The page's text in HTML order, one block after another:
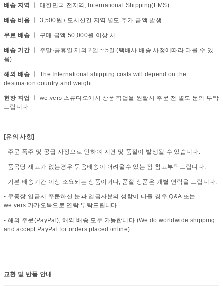
배송 지역 ㅣ 대한민국 전지역, International Shipping(EMS)
배송 비용 ㅣ 3,500원 / 도서산간 지역 별도 추가 금액 발생
무료 배송 ㅣ 구매 금액 50,000원 이상 시
배송 기간 ㅣ 주말·공휴일 제외 2일 ~ 5일 (택배사 배송 사정에따라 다를 수 있
음)
해외 배송 ㅣ The International shipping costs will depend on the
destination country and weight
현장 픽업 ㅣ we.vers 스튜디오에서 상품 픽업을 원할시 주문 전 별도 문의 부탁
드립니다
[유의 사항]
- 주문 폭주 및 공급 사정으로 인하여 지연 및 품절이 발생될 수 있습니다.
- 품목당 재고가 없는경우 묶음배송이 어려울수 있는 점 참고부탁드립니다.
- 기본 배송기간 이상 소요되는 상품이거나, 품절 상품은 개별 연락을 드립니다.
- 무통장 입금시 주문하신 분과 입금자분의 성함이 다를 경우 Q&A 또는
we.vers 카카오톡으로 연락 부탁드립니다.
- 해외 주문(PayPal), 해외 배송 모두 가능합니다 (We do worldwide shipping
and accept PayPal for orders placed online)
교환 및 반품 안내